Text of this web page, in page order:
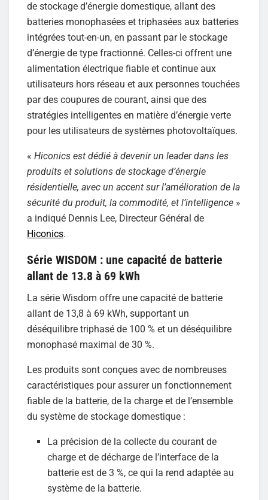
de stockage d’énergie domestique, allant des
batteries monophasées et triphasées aux batteries
intégrées tout-en-un, en passant par le stockage
d’énergie de type fractionné. Celles-ci offrent une
alimentation électrique fiable et continue aux
utilisateurs hors réseau et aux personnes touchées
par des coupures de courant, ainsi que des
stratégies intelligentes en matière d’énergie verte
pour les utilisateurs de systèmes photovoltaïques.
« Hiconics est dédié à devenir un leader dans les
produits et solutions de stockage d’énergie
résidentielle, avec un accent sur l’amélioration de la
sécurité du produit, la commodité, et l’intelligence »
a indiqué Dennis Lee, Directeur Général de
Hiconics.
Série WISDOM : une capacité de batterie
allant de 13.8 à 69 kWh
La série Wisdom offre une capacité de batterie
allant de 13,8 à 69 kWh, supportant un
déséquilibre triphasé de 100 % et un déséquilibre
monophasé maximal de 30 %.
Les produits sont conçues avec de nombreuses
caractéristiques pour assurer un fonctionnement
fiable de la batterie, de la charge et de l’ensemble
du système de stockage domestique :
La précision de la collecte du courant de
charge et de décharge de l’interface de la
batterie est de 3 %, ce qui la rend adaptée au
système de la batterie.